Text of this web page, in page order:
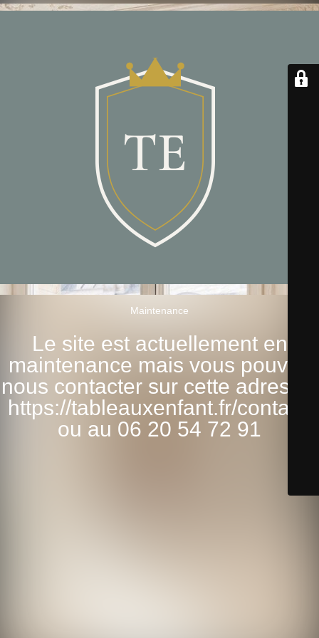
Maintenance
Le site est actuellement en
maintenance mais vous pouvez
nous contacter sur cette adresse:
https://tableauxenfant.fr/contact/
ou au 06 20 54 72 91